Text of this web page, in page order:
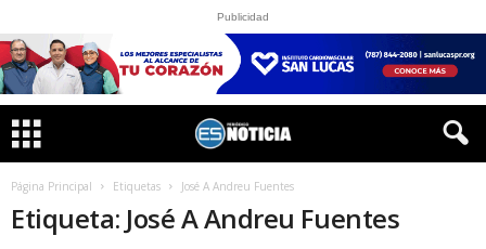
Publicidad
Página Principal Etiquetas José A Andreu Fuentes
Etiqueta: José A Andreu Fuentes